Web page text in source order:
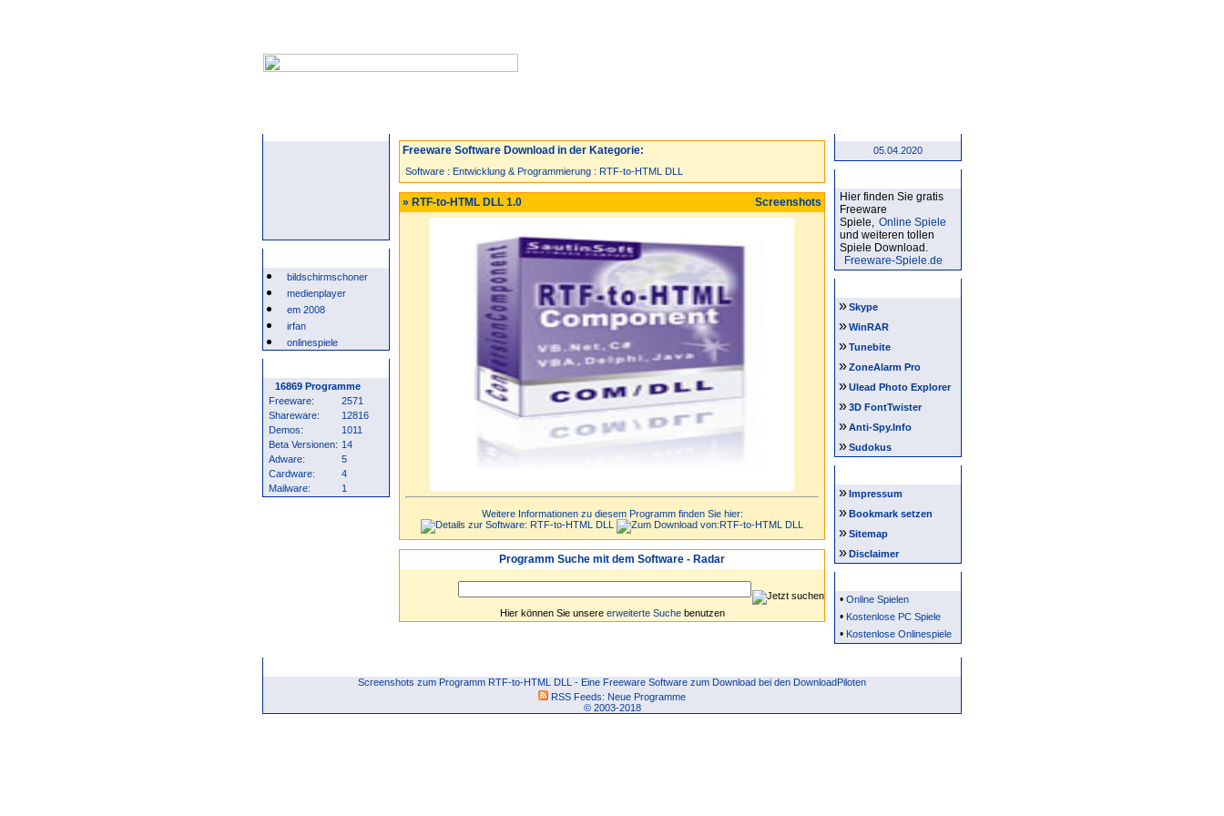
bildschirmschoner
medienplayer
em 2008
irfan
onlinespiele
16869 Programme
Freeware:
2571
Shareware:
12816
Demos:
1011
Beta Versionen: 14
Adware:
5
Cardware:
4
Mailware:
1
Freeware Software Download in der Kategorie:
Software : Entwicklung & Programmierung : RTF-to-HTML DLL
» RTF-to-HTML DLL 1.0 Screenshots
Weitere Informationen zu diesem Programm finden Sie hier:
Programm Suche mit dem Software - Radar
Hier können Sie unsere erweiterte Suchebenutzen
05.04.2020
Hier finden Sie gratis
Freeware
Spiele, Online Spiele
und weiteren tollen
Spiele Download.
Freeware-Spiele.de
»Skype
»WinRAR
»Tunebite
»ZoneAlarm Pro
»Ulead Photo Explorer
»3D FontTwister
»Anti-Spy.Info
»Sudokus
»Impressum
»Bookmark setzen
»Sitemap
»Disclaimer
• Online Spielen
• Kostenlose PC Spiele
• Kostenlose Onlinespiele
Screenshots zum Programm RTF-to-HTML DLL - Eine Freeware Software zum Download bei den DownloadPiloten
RSS Feeds: Neue Programme
© 2003-2018